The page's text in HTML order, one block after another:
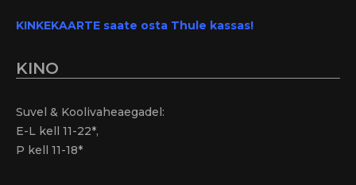
KINKEKAARTE saate osta Thule kassas!
KINO
Suvel & Koolivaheaegadel:
E-L kell 11-22*,
P kell 11-18*